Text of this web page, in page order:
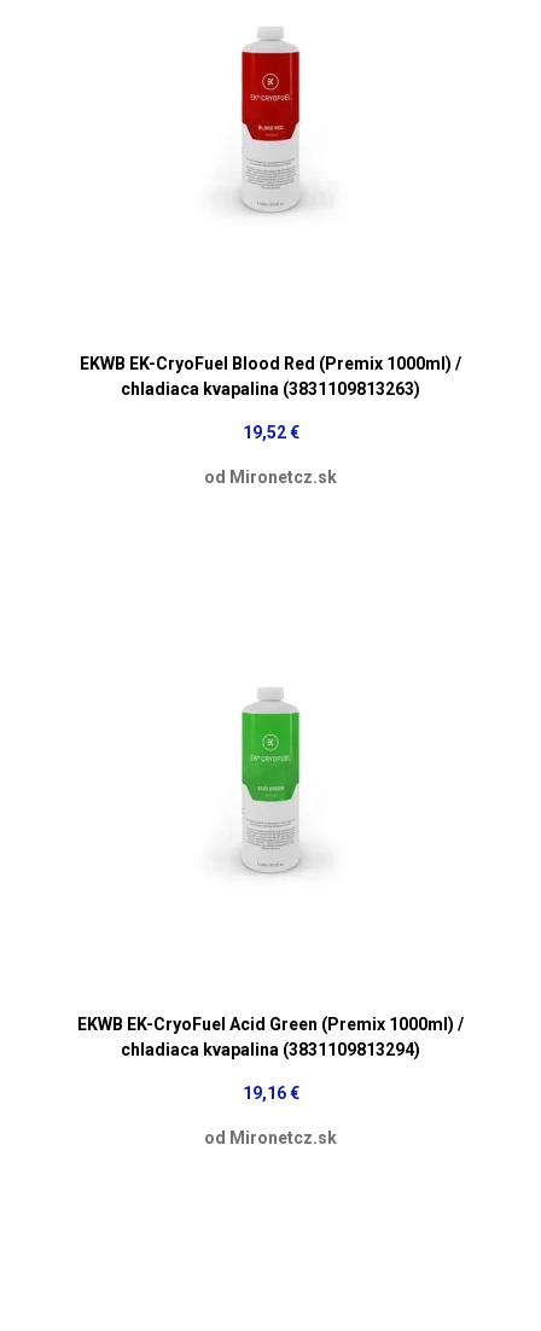
EKWB EK-CryoFuel Blood Red (Premix 1000ml) /
chladiaca kvapalina (3831109813263)
19,52 €
od Mironetcz.sk
EKWB EK-CryoFuel Acid Green (Premix 1000ml) /
chladiaca kvapalina (3831109813294)
19,16 €
od Mironetcz.sk